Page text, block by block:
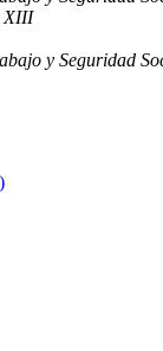
XIII
y Seguridad